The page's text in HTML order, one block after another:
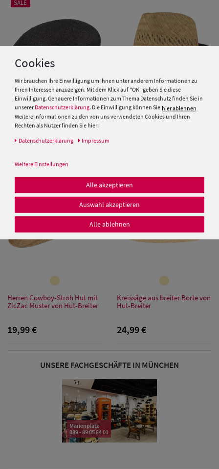
Baseball Caps
Damen UV-
Damen
Bandana Caps
Sonnenschilder
SALE
Schiebermütze aus Stroh von
Hut-Breiter
19,99 €
Kinder Strohhut Trilby mit
Herren Cowboy-Stroh Hut mit
ZicZac Muster von Hut-Breiter
19,99 €
Kreissäge aus breiter Borte von
Hut-Breiter
24,99 €
UNSERE FACHGESCHÄFTE IN MÜNCHEN
Marienplatz
089 - 89 05 84 01
Cookies
Wir brauchen Ihre Einwilligung um Ihnen unter anderem Informationen zu
Ihren Interessen anzuzeigen. Mit dem Klick auf "OK" geben Sie diese
Einwilligung. Genauere Informationen zum Thema Datenschutz finden Sie in
unserer Datenschutzerklärung. Die Einwilligung können Sie hier ablehnen
Weitere Informationen zu den von uns verwendeten Cookies und Ihren
Rechten als Nutzer finden Sie hier:
Daten­schutz­erklärung Impressum
Weitere Einstellungen
Alle akzeptieren
Auswahl akzeptieren
Alle ablehnen